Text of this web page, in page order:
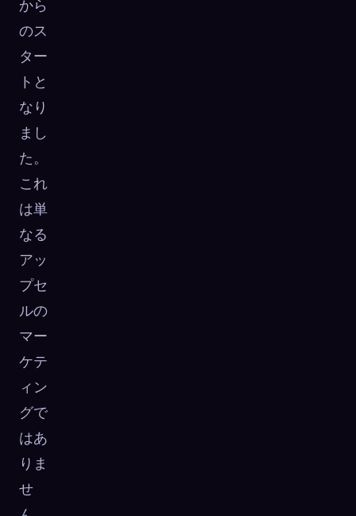
から
のス
ター
トと
なり
まし
た。
これ
は単
なる
アッ
プセ
ルの
マー
ケテ
ィン
グで
はあ
りま
せ